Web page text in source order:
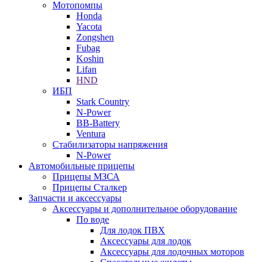
Мотопомпы
Honda
Yacota
Zongshen
Fubag
Koshin
Lifan
HND
ИБП
Stark Country
N-Power
BB-Battery
Ventura
Стабилизаторы напряжения
N-Power
Автомобильные прицепы
Прицепы МЗСА
Прицепы Сталкер
Запчасти и аксессуары
Аксессуары и дополнительное оборудование
По воде
Для лодок ПВХ
Аксессуары для лодок
Аксессуары для лодочных моторов